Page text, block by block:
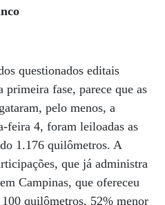
questionados editais
fase, parece que as
pelo menos, a
feira 4, foram leiloadas as
1.176 quilômetros. A
que já administra
Campinas, que ofereceu
quilômetros, 52% menor